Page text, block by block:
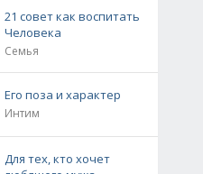
21 совет как воспитать
Человека
Семья
Его поза и характер
Интим
Для тех, кто хочет